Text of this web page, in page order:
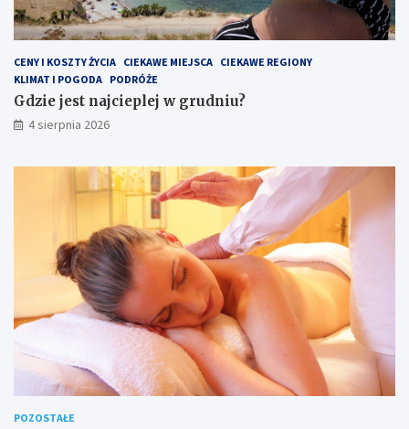
CENY I KOSZTY ŻYCIA CIEKAWE MIEJSCA CIEKAWE REGIONY
KLIMAT I POGODA PODRÓŻE
Gdzie jest najcieplej w grudniu?
4 sierpnia 2026
POZOSTAŁE